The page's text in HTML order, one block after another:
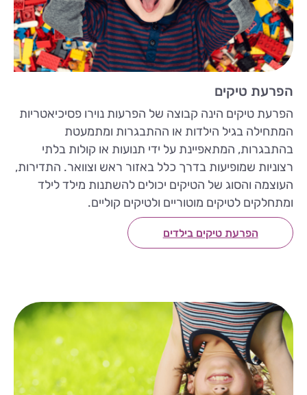
הפרעת טיקים
הפרעת טיקים הינה קבוצה של הפרעות נוירו פסיכיאטריות
המתחילה בגיל הילדות או ההתבגרות ומתמעטת
בהתבגרות, המתאפיינת על ידי תנועות או קולות בלתי
רצוניות שמופיעות בדרך כלל באזור ראש וצוואר. התדירות,
העוצמה והסוג של הטיקים יכולים להשתנות מילד לילד
ומתחלקים לטיקים מוטוריים ולטיקים קוליים.
הפרעת טיקים בילדים